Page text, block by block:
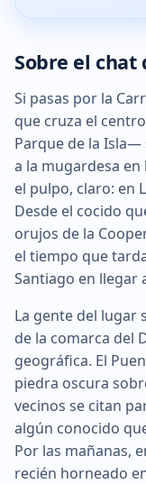
Sobre el chat
Si pasas por la
que cruza el
Parque de la
a la mugardesa en
el pulpo, claro: en
Desde el cocido
orujos de la
el tiempo que
Santiago en llegar
La gente del lugar
de la comarca del
geográfica. El
piedra oscura
vecinos se citan
algún conocido
Por las mañanas,
recién horneado